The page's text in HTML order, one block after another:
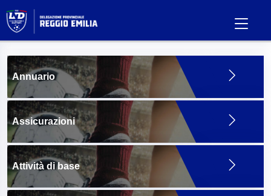
Annuario
Assicurazioni
Attività di base